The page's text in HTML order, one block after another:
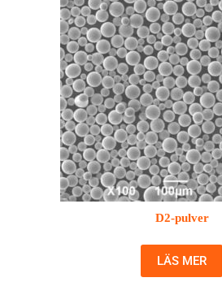
D2-pulver
LÄS MER